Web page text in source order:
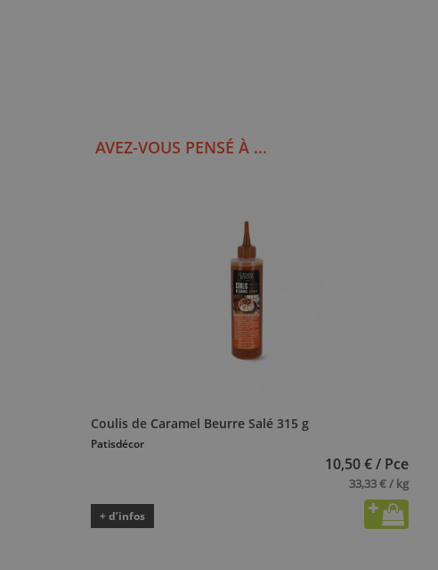
AVEZ-VOUS PENSÉ À ...
Coulis de Caramel Beurre Salé 315 g
Patisdécor
10,50 € / Pce
33,33 € / kg
+ d’infos